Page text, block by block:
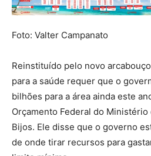
Foto: Valter Campanato
Reinstituído pelo novo
para a saúde requer que o
bilhões para a área ainda este
Orçamento Federal do
Bijos. Ele disse que o governo
de onde tirar recursos para